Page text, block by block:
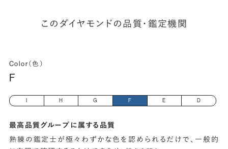
このダイヤモンドの品質・鑑定機関
Color（色）
F
I H G F E D
最高品質グループに属する品質
熟練の鑑定士が極々わずかな色を認められるだけで、一般的